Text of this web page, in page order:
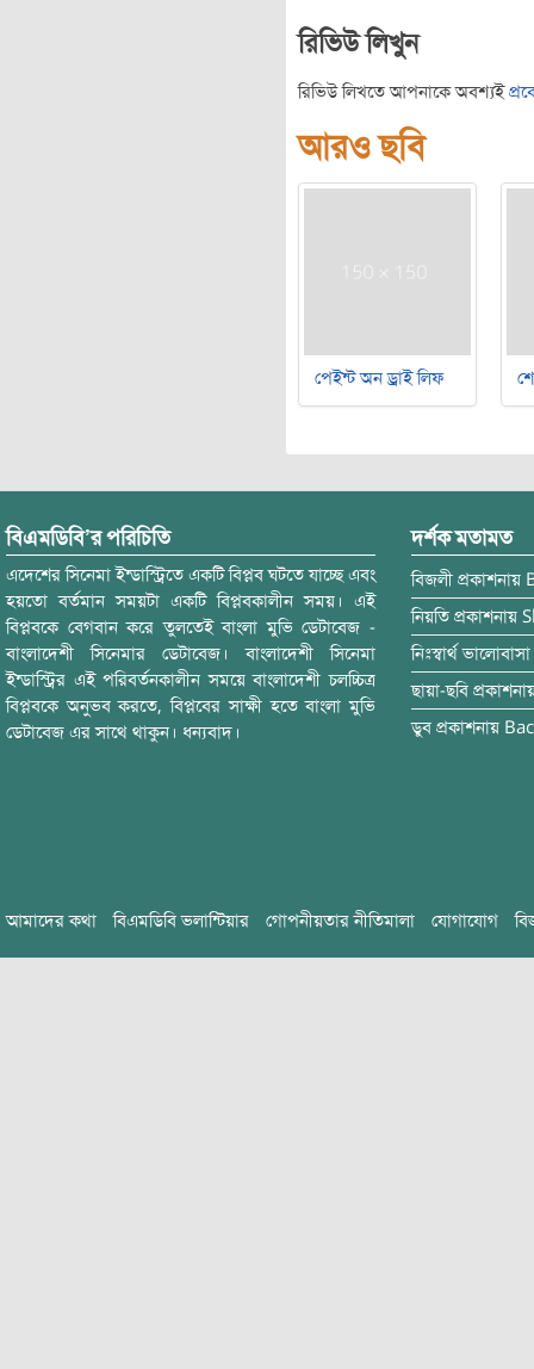
রিভিউ লিখুন
রিভিউ লিখতে আপনাকে অবশ্যই
আরও ছবি
পেইন্ট অন ড্রাই লিফ
বিএমডিবি’র পরিচিতি
এদেশের সিনেমা ইন্ডাস্ট্রিতে একটি বিপ্লব ঘটতে যাচ্ছে এবং
হয়তো বর্তমান সময়টা একটি বিপ্লবকালীন সময়। এই
বিপ্লবকে বেগবান করে তুলতেই বাংলা মুভি ডেটাবেজ -
বাংলাদেশী সিনেমার ডেটাবেজ। বাংলাদেশী সিনেমা
ইন্ডাস্ট্রির এই পরিবর্তনকালীন সময়ে বাংলাদেশী চলচ্চিত্র
বিপ্লবকে অনুভব করতে, বিপ্লবের সাক্ষী হতে বাংলা মুভি
ডেটাবেজ এর সাথে থাকুন। ধন্যবাদ।
দর্শক মতামত
বিজলী প্রকাশনায়
নিয়তি প্রকাশনায়
নিঃস্বার্থ ভালোবাসা
ছায়া-ছবি
ডুব প্রকাশনায়
আমাদের কথা বিএমডিবি ভলান্টিয়ার গোপনীয়তার নীতিমালা যোগাযোগ